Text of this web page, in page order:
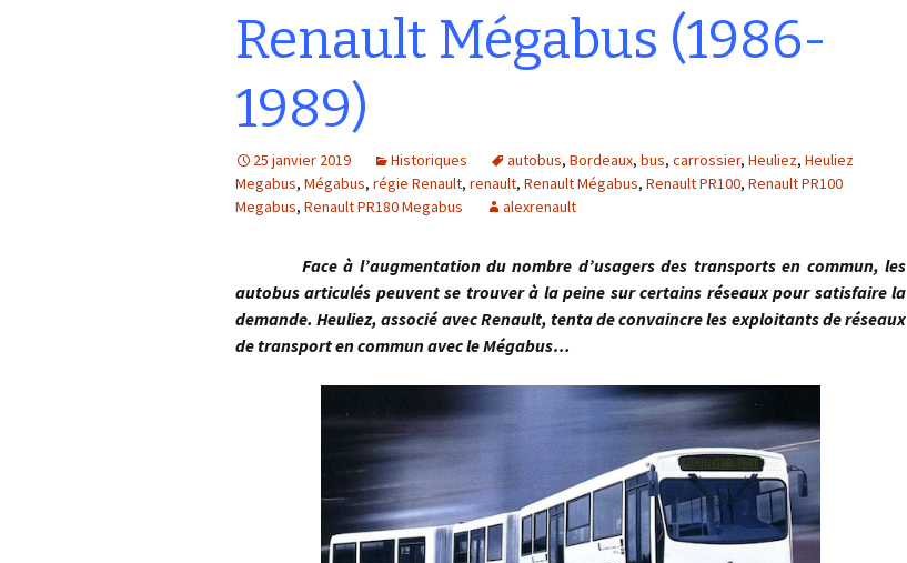
Renault Mégabus (1986-
1989)
25 janvier 2019 Historiques autobus, Bordeaux, bus, carrossier, Heuliez, Heuliez
Megabus, Mégabus, régie Renault, renault, Renault Mégabus, Renault PR100, Renault PR100
Megabus, Renault PR180 Megabus alexrenault
Face à l’augmentation du nombre d’usagers des transports en commun, les
autobus articulés peuvent se trouver à la peine sur certains réseaux pour satisfaire la
demande. Heuliez, associé avec Renault, tenta de convaincre les exploitants de réseaux
de transport en commun avec le Mégabus…